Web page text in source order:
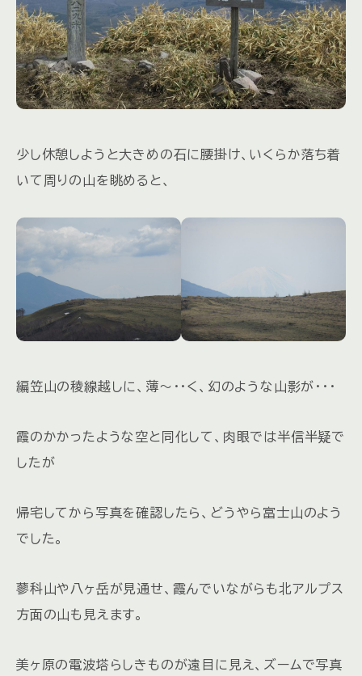
少し休憩しようと大きめの石に腰掛け、いくらか落ち着
いて周りの山を眺めると、
編笠山の稜線越しに、薄～・・く、幻のような山影が・・・
霞のかかったような空と同化して、肉眼では半信半疑で
したが
帰宅してから写真を確認したら、どうやら富士山のよう
でした。
蓼科山や八ヶ岳が見通せ、霞んでいながらも北アルプス
方面の山も見えます。
美ヶ原の電波塔らしきものが遠目に見え、ズームで写真